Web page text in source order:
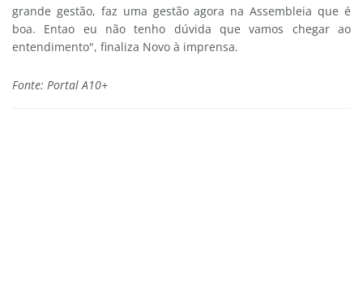
grande gestão, faz uma gestão agora na Assembleia que é
boa. Entao eu não tenho dúvida que vamos chegar ao
entendimento", finaliza Novo à imprensa.
Fonte: Portal A10+